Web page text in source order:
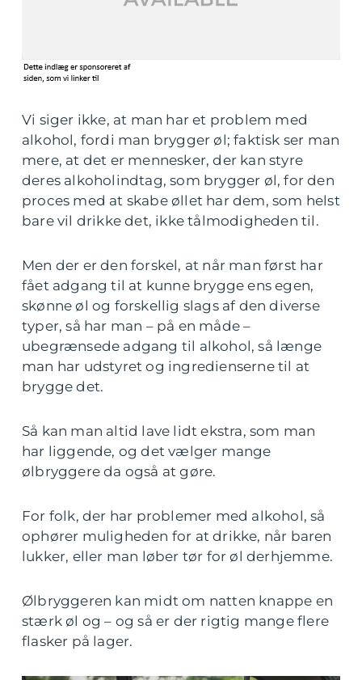
Vi siger ikke, at man har et problem med
alkohol, fordi man brygger øl; faktisk ser man
mere, at det er mennesker, der kan styre
deres alkoholindtag, som brygger øl, for den
proces med at skabe øllet har dem, som helst
bare vil drikke det, ikke tålmodigheden til.
Men der er den forskel, at når man først har
fået adgang til at kunne brygge ens egen,
skønne øl og forskellig slags af den diverse
typer, så har man – på en måde –
ubegrænsede adgang til alkohol, så længe
man har udstyret og ingredienserne til at
brygge det.
Så kan man altid lave lidt ekstra, som man
har liggende, og det vælger mange
ølbryggere da også at gøre.
For folk, der har problemer med alkohol, så
ophører muligheden for at drikke, når baren
lukker, eller man løber tør for øl derhjemme.
Ølbryggeren kan midt om natten knappe en
stærk øl og – og så er der rigtig mange flere
flasker på lager.